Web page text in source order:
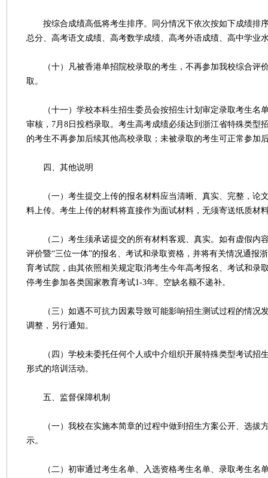
按综合成绩高低将考生排序。同分情况下依次按如下成绩排
总分、高考语文成绩、高考数学成绩、高考外语成绩、高中学业
（十）凡被香港单招院校录取的考生，不再参加我校综合评价
取。
（十一）学校本科生招生委员会按招生计划审定录取考生名
审核，7月8日投档录取。考生高考成绩必须达到浙江省特殊类型
的考生不再参加后续其他高校录取；未被录取的考生可正常参加
四、其他说明
（一）考生提交上传的报名材料应当清晰、真实、完整，论
料上传。考生上传的材料将直接作为面试材料，无须寄送纸质材
（二）考生须承诺提交的所有材料客观、真实。如有虚假内
评价暨“三位一体”的报名、考试和录取资格，并将有关情况通报
育考试院，由其依照相关规定取消考生今年高考报名、考试和录
停考生参加各类国家教育考试1-3年。空缺名额不递补。
（三）如遇不可抗力因素导致可能影响招生测试过程的情况
调整，另行通知。
（四）学校未委托任何个人或中介组织开展特殊类型考试招
形式的培训活动。
五、监督保障机制
（一）我校在实施本简章的过程中做到招生方案公开、选拔
示。
（二）初审通过考生名单、入选资格考生名单、录取考生名